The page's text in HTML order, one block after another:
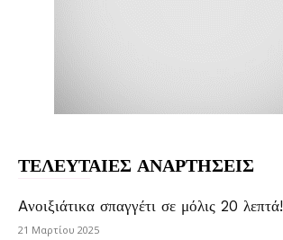
ΤΕΛΕΥΤΑΙΕΣ ΑΝΑΡΤΗΣΕΙΣ
Aνοιξιάτικα σπαγγέτι σε μόλις 20 λεπτά!
21 Μαρτίου 2025